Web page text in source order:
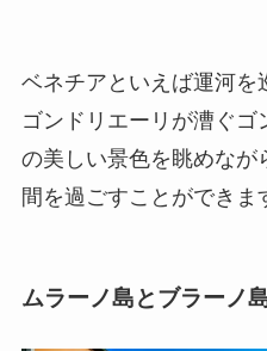
ベネチアといえば運河を
ゴンドリエーリが漕ぐ
の美しい景色を眺めなが
間を過ごすことができま
ムラーノ島とブラーノ